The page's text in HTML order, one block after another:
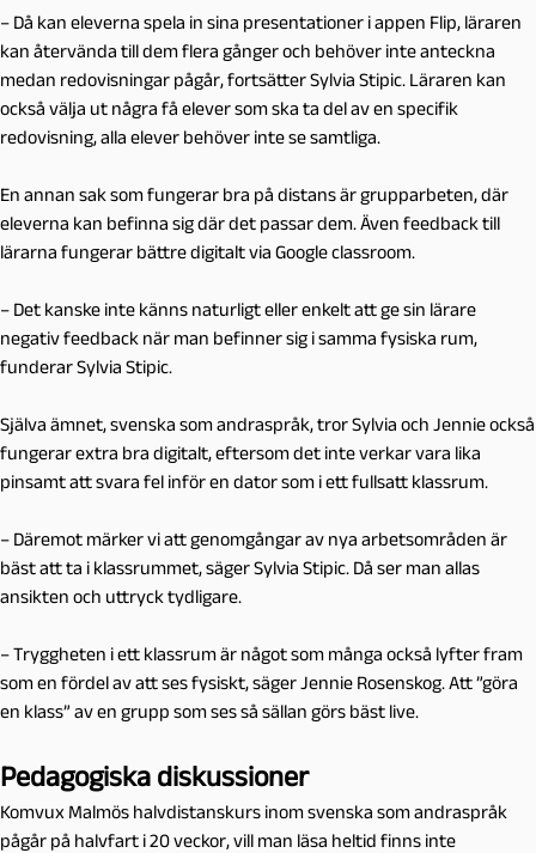
– Då kan eleverna spela in sina presentationer i appen Flip, läraren
kan återvända till dem flera gånger och behöver inte anteckna
medan redovisningar pågår, fortsätter Sylvia Stipic. Läraren kan
också välja ut några få elever som ska ta del av en specifik
redovisning, alla elever behöver inte se samtliga.
En annan sak som fungerar bra på distans är grupparbeten, där
eleverna kan befinna sig där det passar dem. Även feedback till
lärarna fungerar bättre digitalt via Google classroom.
– Det kanske inte känns naturligt eller enkelt att ge sin lärare
negativ feedback när man befinner sig i samma fysiska rum,
funderar Sylvia Stipic.
Själva ämnet, svenska som andraspråk, tror Sylvia och Jennie också
fungerar extra bra digitalt, eftersom det inte verkar vara lika
pinsamt att svara fel inför en dator som i ett fullsatt klassrum.
– Däremot märker vi att genomgångar av nya arbetsområden är
bäst att ta i klassrummet, säger Sylvia Stipic. Då ser man allas
ansikten och uttryck tydligare.
–Tryggheten i ett klassrum är något som många också lyfter fram
som en fördel av att ses fysiskt, säger Jennie Rosenskog. Att ”göra
en klass” av en grupp som ses så sällan görs bäst live.
Pedagogiska diskussioner
Komvux Malmös halvdistanskurs inom svenska som andraspråk
pågår på halvfart i 20 veckor, vill man läsa heltid finns inte